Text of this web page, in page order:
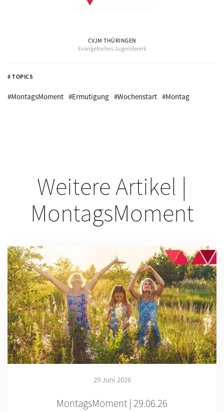
# TOPICS
#MontagsMoment #Ermutigung #Wochenstart #Montag
CVJM THÜRINGEN
Evangelisches Jugendwerk
Weitere Artikel |
MontagsMoment
29 Juni 2026
MontagsMoment | 29.06.26